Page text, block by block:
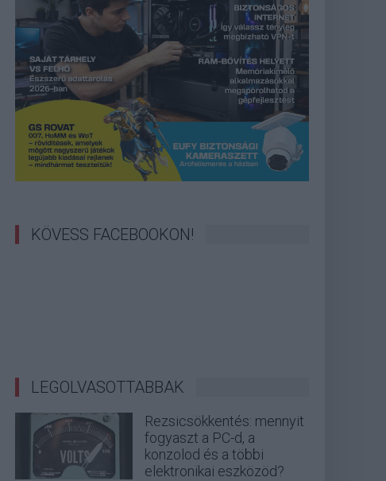
KÖVESS FACEBOOKON!
LEGOLVASOTTABBAK
Rezsicsökkentés: mennyit
fogyaszt a PC-d, a
konzolod és a többi
elektronikai eszközöd?